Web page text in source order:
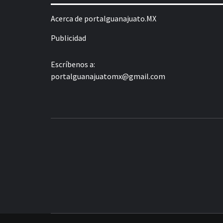
Acerca de portalguanajuato.MX
Publicidad
Escríbenos a:
portalguanajuatomx@gmail.com